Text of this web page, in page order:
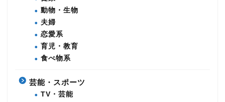
動物・生物
夫婦
恋愛系
育児・教育
食べ物系
芸能・スポーツ
TV・芸能